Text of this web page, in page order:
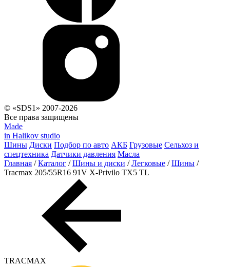
© «SDS1» 2007-2026
Все права защищены
Made
in Halikov studio
Шины Диски Подбор по авто АКБ Грузовые Сельхоз и
спецтехника Датчики давления Масла
Главная / Каталог / Шины и диски / Легковые / Шины /
Tracmax 205/55R16 91V X-Privilo TX5 TL
TRACMAX